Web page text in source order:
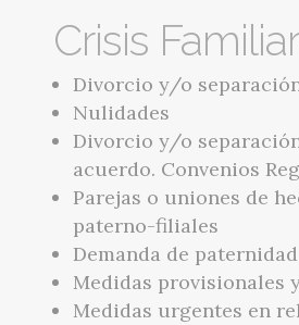
Crisis
Divorcio y/o
Nulidades
Divorcio y/o
acuerdo. Convenios
Parejas o uniones de
paterno-filiales
Demanda de paternidad
Medidas provisionales
Medidas urgentes en